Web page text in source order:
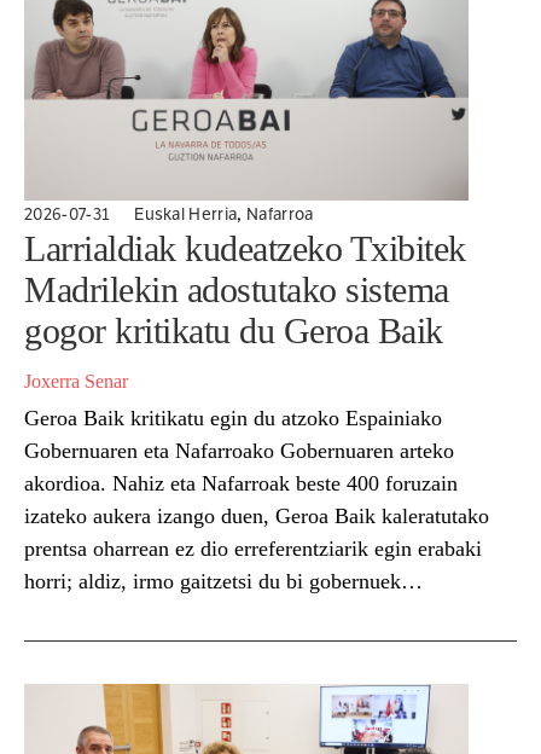
2026-07-31 Euskal Herria, Nafarroa
Larrialdiak kudeatzeko Txibitek
Madrilekin adostutako sistema
gogor kritikatu du Geroa Baik
Joxerra Senar
Geroa Baik kritikatu egin du atzoko Espainiako
Gobernuaren eta Nafarroako Gobernuaren arteko
akordioa. Nahiz eta Nafarroak beste 400 foruzain
izateko aukera izango duen, Geroa Baik kaleratutako
prentsa oharrean ez dio erreferentziarik egin erabaki
horri; aldiz, irmo gaitzetsi du bi gobernuek
kudeatzeko sistema berria. [articles:2161890]
Koalizioak argudiatzen du de facto eskumenetan
«amore...